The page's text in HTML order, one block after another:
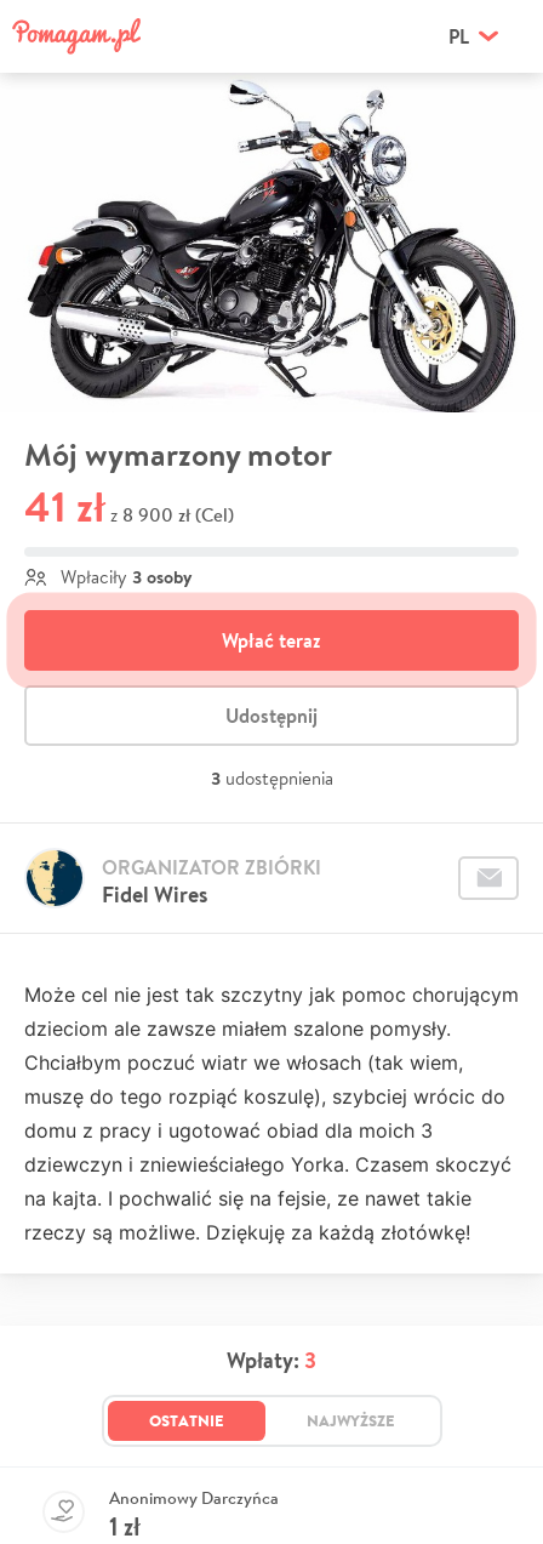
PL
Mój wymarzony motor
41 zł z 8 900 zł (Cel)
Wpłaciły 3 osoby
Wpłać teraz
Udostępnij
3 udostępnienia
Fidel Wires
ORGANIZATOR ZBIÓRKI
Może cel nie jest tak szczytny jak pomoc chorującym
dzieciom ale zawsze miałem szalone pomysły.
Chciałbym poczuć wiatr we włosach (tak wiem,
muszę do tego rozpiąć koszulę), szybciej wrócic do
domu z pracy i ugotować obiad dla moich 3
dziewczyn i zniewieściałego Yorka. Czasem skoczyć
na kajta. I pochwalić się na fejsie, ze nawet takie
rzeczy są możliwe. Dziękuję za każdą złotówkę!
Wpłaty: 3
OSTATNIE NAJWYŻSZE
Anonimowy Darczyńca
1 zł